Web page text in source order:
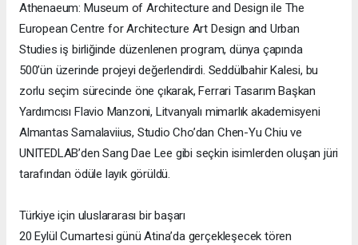
Athenaeum: Museum of Architecture and Design ile The
European Centre for Architecture Art Design and Urban
Studies iş birliğinde düzenlenen program, dünya çapında
500’ün üzerinde projeyi değerlendirdi. Seddülbahir Kalesi, bu
zorlu seçim sürecinde öne çıkarak, Ferrari Tasarım Başkan
Yardımcısı Flavio Manzoni, Litvanyalı mimarlık akademisyeni
Almantas Samalaviius, Studio Cho’dan Chen-Yu Chiu ve
UNITEDLAB’den Sang Dae Lee gibi seçkin isimlerden oluşan jüri
tarafından ödüle layık görüldü.
Türkiye için uluslararası bir başarı
20 Eylül Cumartesi günü Atina’da gerçekleşecek tören